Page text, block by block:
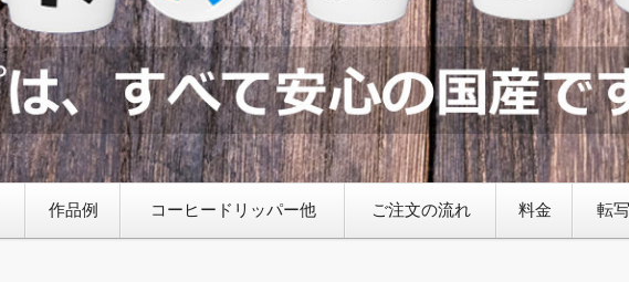
作品例 コーヒードリッパー他 ご注文の流れ 料金 転